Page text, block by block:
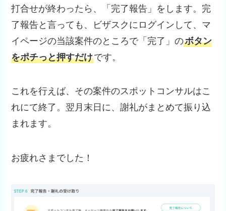
打合せが終わったら、「完了報告」をします。完
了報告と言っても、ビザスクにログインして、マ
イページの当該案件のところで「完了」のボタン
をポチっと押すだけです。
これを行えば、その案件のスポットコンサルはこ
れにて終了。翌月末日に、謝礼がまとめて振り込
まれます。
お疲れさまでした！